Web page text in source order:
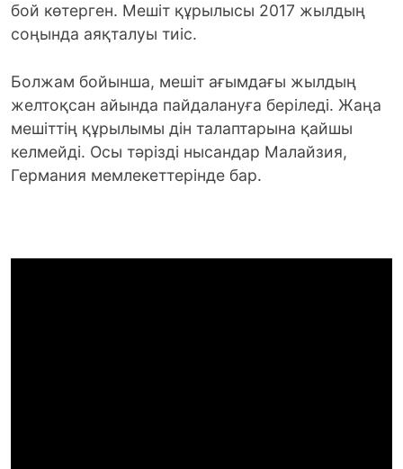
бой көтерген. Мешіт құрылысы 2017 жылдың
соңында аяқталуы тиіс.
Болжам бойынша, мешіт ағымдағы жылдың
желтоқсан айында пайдалануға беріледі. Жаңа
мешіттің құрылымы дін талаптарына қайшы
келмейді. Осы тәрізді нысандар Малайзия,
Германия мемлекеттерінде бар.